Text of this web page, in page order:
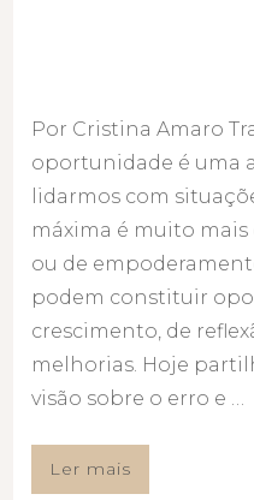
Por Cristina Amaro
oportunidade é uma
lidarmos com
máxima é muito
ou de
podem constituir
crescimento, de
melhorias. Hoje
visão sobre o erro e …
Ler mais